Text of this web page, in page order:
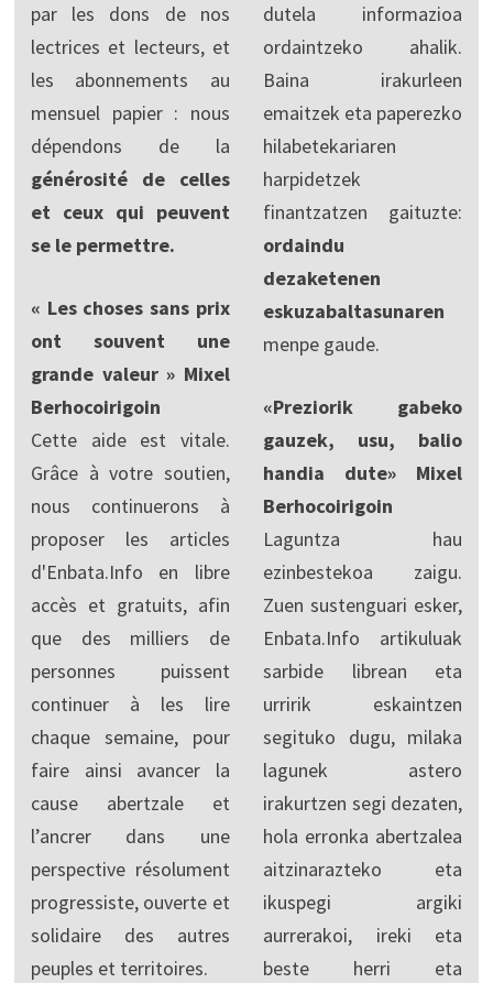
par les dons de nos
lectrices et lecteurs, et
les abonnements au
mensuel papier : nous
dépendons de la
générosité de celles
et ceux qui peuvent
se le permettre.
« Les choses sans prix
ont souvent une
grande valeur » Mixel
Berhocoirigoin
Cette aide est vitale.
Grâce à votre soutien,
nous continuerons à
proposer les articles
d'Enbata.Info en libre
accès et gratuits, afin
que des milliers de
personnes puissent
continuer à les lire
chaque semaine, pour
faire ainsi avancer la
cause abertzale et
l’ancrer dans une
perspective résolument
progressiste, ouverte et
solidaire des autres
peuples et territoires.
dutela informazioa
ordaintzeko ahalik.
Baina irakurleen
emaitzek eta paperezko
hilabetekariaren
harpidetzek
finantzatzen gaituzte:
ordaindu
dezaketenen
eskuzabaltasunaren
menpe gaude.
«Preziorik gabeko
gauzek, usu, balio
handia dute» Mixel
Berhocoirigoin
Laguntza hau
ezinbestekoa zaigu.
Zuen sustenguari esker,
Enbata.Info artikuluak
sarbide librean eta
urririk eskaintzen
segituko dugu, milaka
lagunek astero
irakurtzen segi dezaten,
hola erronka abertzalea
aitzinarazteko eta
ikuspegi argiki
aurrerakoi, ireki eta
beste herri eta